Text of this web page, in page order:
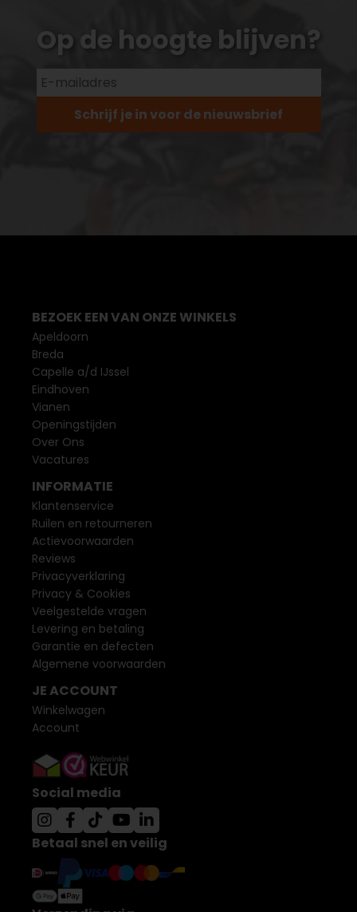
Op de hoogte blijven?
Schrijf je in voor de nieuwsbrief
BEZOEK EEN VAN ONZE WINKELS
Apeldoorn
Breda
Capelle a/d IJssel
Eindhoven
Vianen
Openingstijden
Over Ons
Vacatures
INFORMATIE
Klantenservice
Ruilen en retourneren
Actievoorwaarden
Reviews
Privacyverklaring
Privacy & Cookies
Veelgestelde vragen
Levering en betaling
Garantie en defecten
Algemene voorwaarden
JE ACCOUNT
Winkelwagen
Account
Social media
Betaal snel en veilig